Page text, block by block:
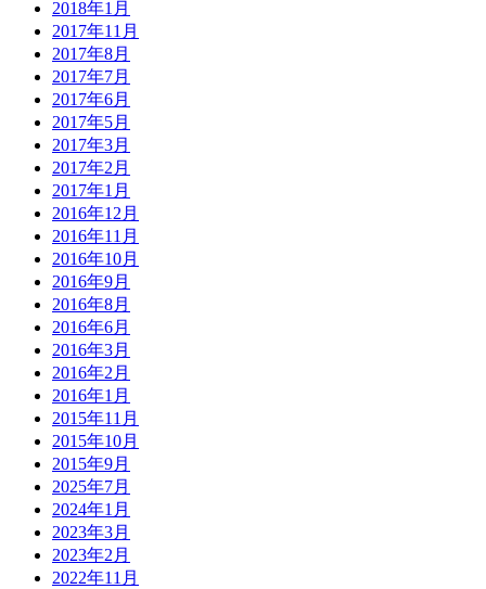
2018年1月
2017年11月
2017年8月
2017年7月
2017年6月
2017年5月
2017年3月
2017年2月
2017年1月
2016年12月
2016年11月
2016年10月
2016年9月
2016年8月
2016年6月
2016年3月
2016年2月
2016年1月
2015年11月
2015年10月
2015年9月
2025年7月
2024年1月
2023年3月
2023年2月
2022年11月